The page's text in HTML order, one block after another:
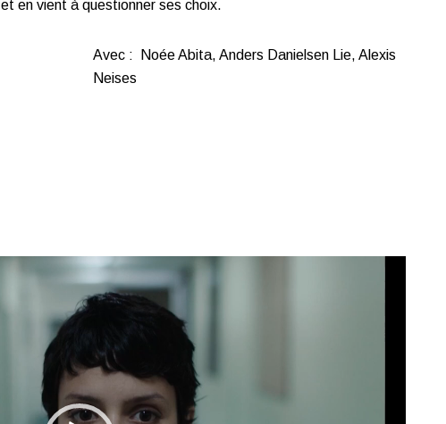
en vient à questionner ses choix.
Avec : Noée Abita, Anders Danielsen Lie, Alexis
Neises